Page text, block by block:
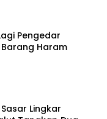
Pengedar
Haram
Lingkar